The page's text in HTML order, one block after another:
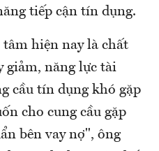
tiếp cận tín dụng.
hiện nay là chất
giảm, năng lực tài
cầu tín dụng khó gặp
cho cung cầu gặp
bên vay nợ", ông